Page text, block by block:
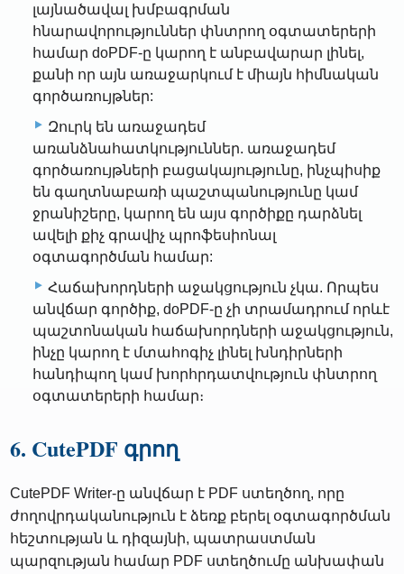
լայնածավալ խմբագրման
հնարավորություններ փնտրող օգտատերերի
համար doPDF-ը կարող է անբավարար լինել,
քանի որ այն առաջարկում է միայն հիմնական
գործառույթներ:
Զուրկ են առաջադեմ
առանձնահատկություններ. առաջադեմ
գործառույթների բացակայությունը, ինչպիսիք
են գաղտնաբառի պաշտպանությունը կամ
ջրանիշերը, կարող են այս գործիքը դարձնել
ավելի քիչ գրավիչ պրոֆեսիոնալ
օգտագործման համար:
Հաճախորդների աջակցություն չկա. Որպես
անվճար գործիք, doPDF-ը չի տրամադրում որևէ
պաշտոնական հաճախորդների աջակցություն,
ինչը կարող է մտահոգիչ լինել խնդիրների
հանդիպող կամ խորհրդատվություն փնտրող
օգտատերերի համար։
6. CutePDF գրող
CutePDF Writer-ը անվճար է PDF ստեղծող, որը
ժողովրդականություն է ձեռք բերել օգտագործման
հեշտության և դիզայնի, պատրաստման
պարզության համար PDF ստեղծումը անխափան